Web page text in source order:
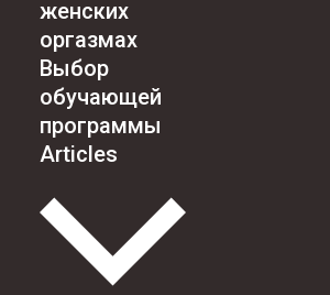
женских
оргазмах
Выбор
обучающей
программы
Articles